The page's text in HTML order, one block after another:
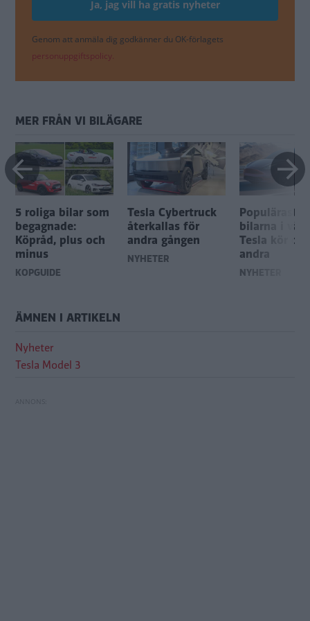
Genom att anmäla dig godkänner du OK-förlagets
personuppgiftspolicy.
MER FRÅN VI BILÄGARE
5 roliga bilar som
begagnade:
Köpråd, plus och
minus
KÖPGUIDE
Tesla Cybertruck
återkallas för
andra gången
NYHETER
Populäraste
bilarna i
Tesla kör
andra
NYHETER
ÄMNEN I ARTIKELN
Nyheter
Tesla Model 3